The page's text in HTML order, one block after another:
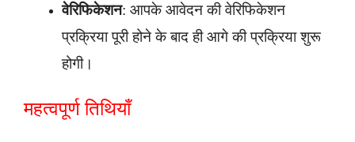
वेरिफिकेशन: आपके आवेदन की वेरिफिकेशन
प्रक्रिया पूरी होने के बाद ही आगे की प्रक्रिया शुरू
होगी।
महत्वपूर्ण तिथियाँ